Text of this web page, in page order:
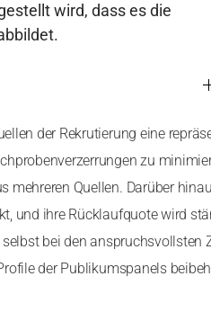
wird, dass es die
der Rekrutierung eine
zu
mehreren Quellen. Darüber
und ihre Rücklaufquote wird
bei den anspruchsvollsten
der Publikumspanels